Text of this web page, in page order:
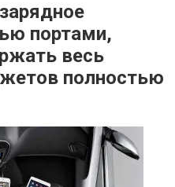
портами,
весь
полностью